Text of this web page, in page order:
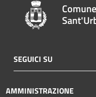
SEGUICI SU
AMMINISTRAZIONE